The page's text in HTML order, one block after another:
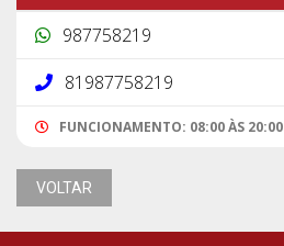
987758219
81987758219
FUNCIONAMENTO: 08:00 ÀS 20:00
VOLTAR